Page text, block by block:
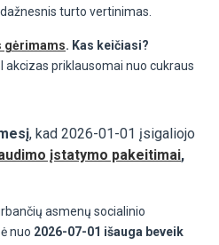
turto vertinimas.
gėrimams. Kas keičiasi?
akcizas priklausomai nuo cukraus
, kad 2026-01-01 įsigaliojo
įstatymo pakeitimai,
asmenų socialinio
nuo 2026-07-01 išauga beveik